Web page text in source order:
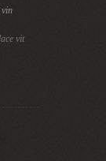
vin
vit